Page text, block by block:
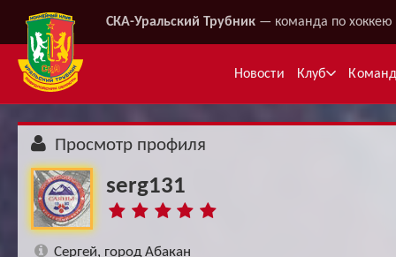
СКА-Уральский Трубник — команда по хоккею
Новости Клуб
Просмотр профиля
serg131
Сергей, город Абакан